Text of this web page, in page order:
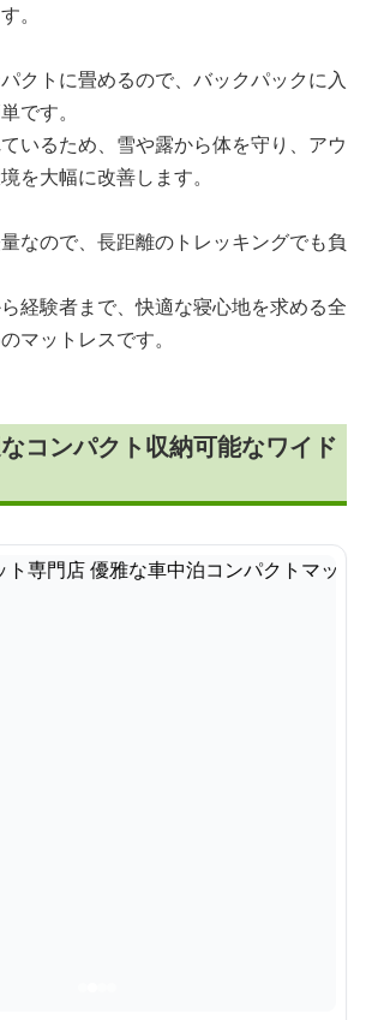
。
クトに畳めるので、バックパックに入
です。
いるため、雪や露から体を守り、アウ
を大幅に改善します。
なので、長距離のトレッキングでも負
経験者まで、快適な寝心地を求める全
マットレスです。
コンパクト収納可能なワイド